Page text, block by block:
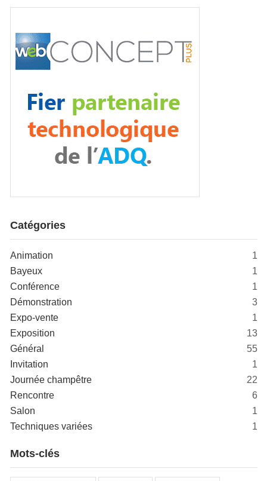
Catégories
Animation
1
Bayeux
1
Conférence
1
Démonstration
3
Expo-vente
1
Exposition
13
Général
55
Invitation
1
Journée champêtre
22
Rencontre
6
Salon
1
Techniques variées
1
Mots-clés